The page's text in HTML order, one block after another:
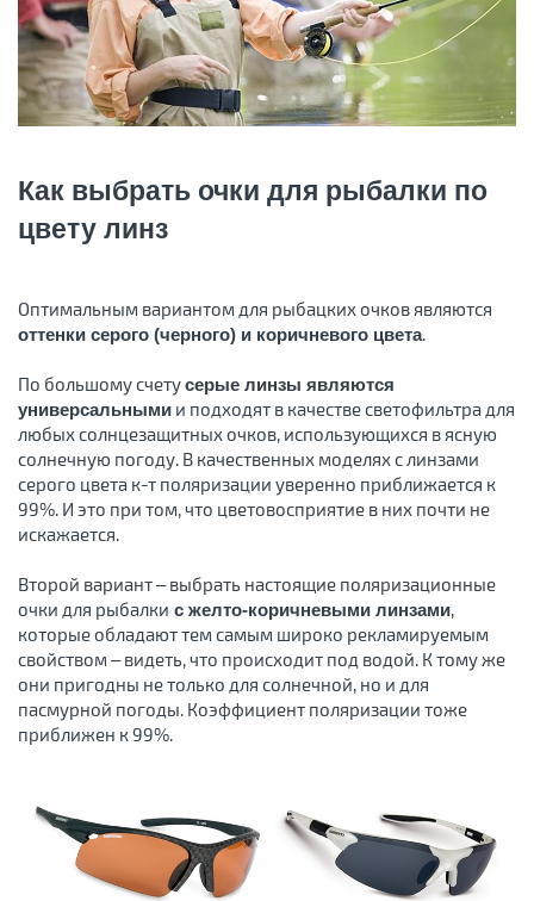
Как выбрать очки для рыбалки по
цвету линз
Оптимальным вариантом для рыбацких очков являются
оттенки серого (черного) и коричневого цвета.
По большому счетусерые линзы являются
универсальными и подходят в качестве светофильтра для
любых солнцезащитных очков, использующихся в ясную
солнечную погоду. В качественных моделях с линзами
серого цвета к-т поляризации уверенно приближается к
99%. И это при том, что цветовосприятие в них почти не
искажается.
Второй вариант – выбрать настоящие поляризационные
очки для рыбалки с желто-коричневыми линзами,
которые обладают тем самым широко рекламируемым
свойством – видеть, что происходит под водой. К тому же
они пригодны не только для солнечной, но и для
пасмурной погоды. Коэффициент поляризации тоже
приближен к 99%.